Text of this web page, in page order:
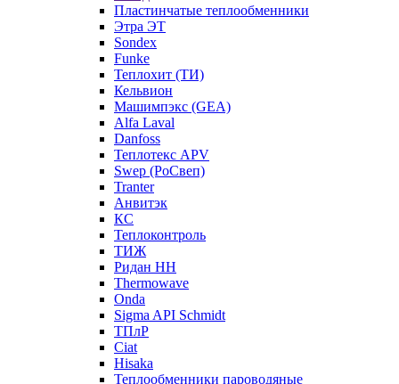
Пластинчатые теплообменники
Этра ЭТ
Sondex
Funke
Теплохит (ТИ)
Кельвион
Машимпэкс (GEA)
Alfa Laval
Danfoss
Теплотекс APV
Swep (РоСвеп)
Tranter
Анвитэк
КС
Теплоконтроль
ТИЖ
Ридан НН
Thermowave
Onda
Sigma API Schmidt
ТПлР
Ciat
Hisaka
Теплообменники пароводяные